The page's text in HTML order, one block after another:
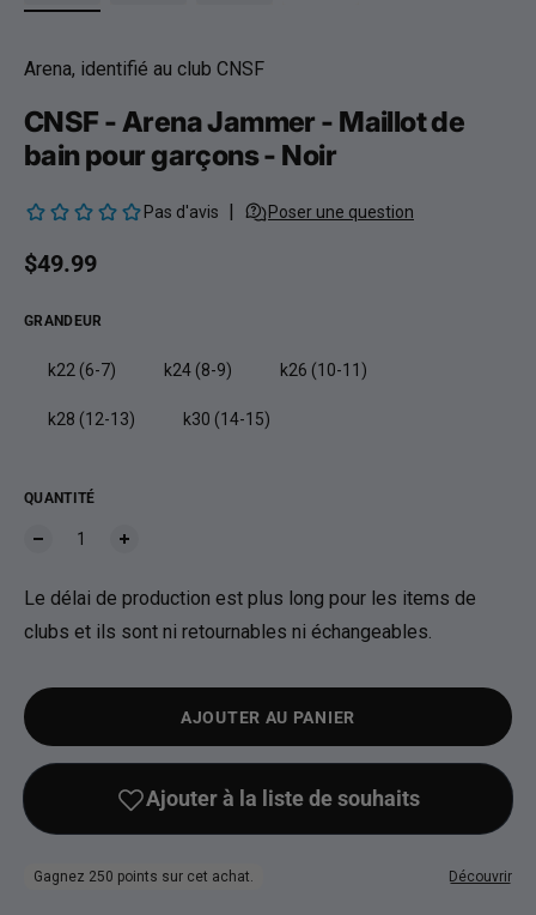
Arena, identifié au club CNSF
CNSF - Arena Jammer - Maillot de
bain pour garçons - Noir
Prix habituel
$49.99
GRANDEUR
k22 (6-7) k24 (8-9) k26 (10-11)
k28 (12-13) k30 (14-15)
QUANTITÉ
Le délai de production est plus long pour les items de
clubs et ils sont ni retournables ni échangeables.
AJOUTER AU PANIER